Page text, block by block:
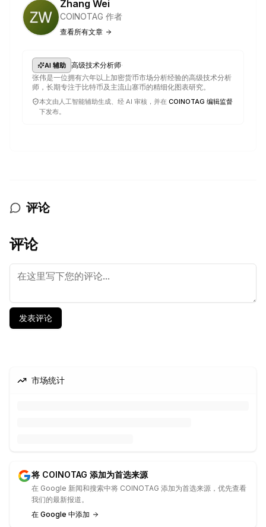
Zhang Wei
COINOTAG 作者
查看所有文章
AI 辅助 高级技术分析师·
张伟是一位拥有六年以上加密货币市场分析经验的高级技术分析
师，长期专注于比特币及主流山寨币的精细化图表研究。
本文由人工智能辅助生成、经 AI 审核，并在 COINOTAG 编辑监督
下发布。
评论
评论
发表评论
市场统计
将 COINOTAG 添加为首选来源
在 Google 新闻和搜索中将 COINOTAG 添加为首选来源，优先查看
我们的最新报道。
在 Google 中添加